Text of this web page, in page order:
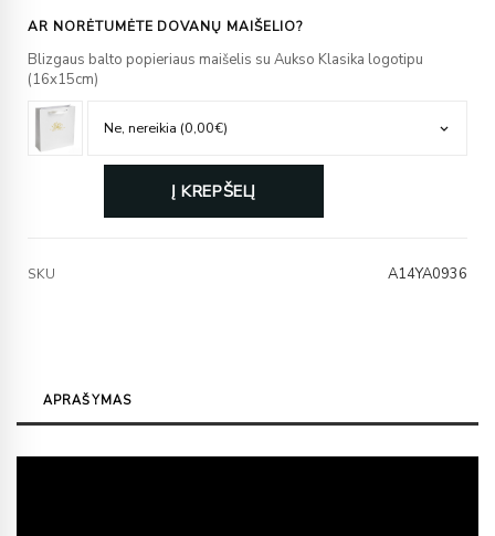
AR NORĖTUMĖTE DOVANŲ MAIŠELIO?
Blizgaus balto popieriaus maišelis su Aukso Klasika logotipu
(16x15cm)
Į KREPŠELĮ
SKU A14YA0936
APRAŠYMAS